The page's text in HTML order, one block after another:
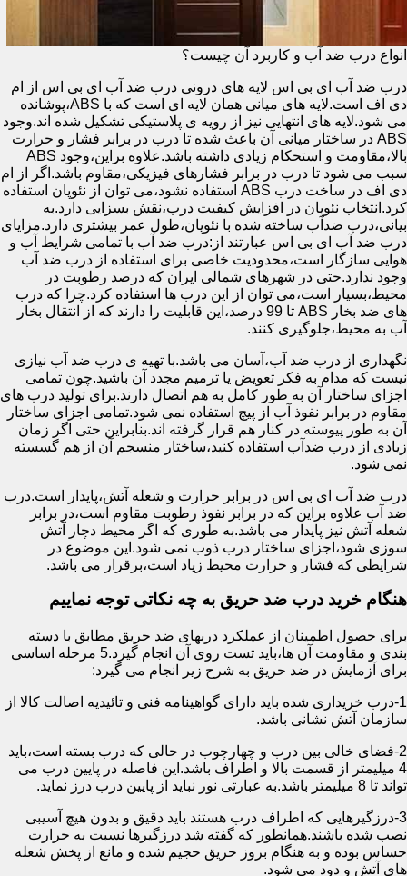
انواع درب ضد آب و کاربرد آن چیست؟
درب ضد آب ای بی اس لایه های درونی درب ضد آب ای بی اس از ام
دی اف است.لایه های میانی همان لایه ای است که با ABS،پوشانده
می شود.لایه های انتهایی نیز از رویه ی پلاستیکی تشکیل شده اند.وجود
ABS در ساختار میانی آن باعث شده تا درب در برابر فشار و حرارت
بالا،مقاومت و استحکام زیادی داشته باشد.علاوه براین،وجود ABS
سبب می شود تا درب در برابر فشارهای فیزیکی،مقاوم باشد.اگر از ام
دی اف در ساخت درب ABS استفاده نشود،می توان از نئوپان استفاده
کرد.انتخاب نئوپان در افزایش کیفیت درب،نقش بسزایی دارد.به
بیانی،درب ضدآب ساخته شده با نئوپان،طول عمر بیشتری دارد.مزایای
درب ضد آب ای بی اس عبارتند از:درب ضد آب با تمامی شرایط آب و
هوایی سازگار است،محدودیت خاصی برای استفاده از درب ضد آب
وجود ندارد.حتی در شهرهای شمالی ایران که درصد رطوبت در
محیط،بسیار است،می توان از این درب ها استفاده کرد.چرا که درب
های ضد بخار ABS تا 99 درصد،این قابلیت را دارند که از انتقال بخار
آب به محیط،جلوگیری کنند.
نگهداری از درب ضد آب،آسان می باشد.با تهیه ی درب ضد آب نیازی
نیست که مدام به فکر تعویض یا ترمیم مجدد آن باشید.چون تمامی
اجزای ساختار آن به طور کامل به هم اتصال دارند.برای تولید درب های
مقاوم در برابر نفوذ آب از پیچ استفاده نمی شود.تمامی اجزای ساختار
آن به طور پیوسته در کنار هم قرار گرفته اند.بنابراین حتی اگر زمان
زیادی از درب ضدآب استفاده کنید،ساختار منسجم آن از هم گسسته
نمی شود.
درب ضد آب ای بی اس در برابر حرارت و شعله آتش،پایدار است.درب
ضد آب علاوه براین که در برابر نفوذ رطوبت مقاوم است،در برابر
شعله آتش نیز پایدار می باشد.به طوری که اگر محیط دچار آتش
سوزی شود،اجزای ساختار درب ذوب نمی شود.این موضوع در
شرایطی که فشار و حرارت محیط زیاد است،برقرار می باشد.
هنگام خرید درب ضد حریق به چه نکاتی توجه نماییم
برای حصول اطمینان از عملکرد دربهای ضد حریق مطابق با دسته
بندی و مقاومت آن ها،باید تست روی آن انجام گیرد.5 مرحله اساسی
برای آزمایش در ضد حریق به شرح زیر انجام می گیرد:
1-درب خریداری شده باید دارای گواهینامه فنی و تائیدیه اصالت کالا از
سازمان آتش نشانی باشد.
2-فضای خالی بین درب و چهارچوب در حالی که درب بسته است،باید
4 میلیمتر از قسمت بالا و اطراف باشد.این فاصله در پایین درب می
تواند تا 8 میلیمتر باشد.به عبارتی نور نباید از پایین درب درز نماید.
3-درزگیرهایی که اطراف درب هستند باید دقیق و بدون هیچ آسیبی
نصب شده باشند.همانطور که گفته شد درزگیرها نسبت به حرارت
حساس بوده و به هنگام بروز حریق حجیم شده و مانع از پخش شعله
های آتش و دود می شود.